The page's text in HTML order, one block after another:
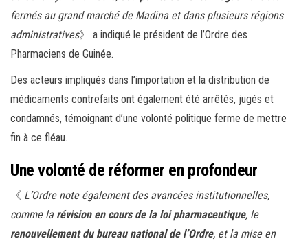
fermés au grand marché de Madina et dans plusieurs régions
administratives》 a indiqué le président de l’Ordre des
Pharmaciens de Guinée.
Des acteurs impliqués dans l’importation et la distribution de
médicaments contrefaits ont également été arrêtés, jugés et
condamnés, témoignant d’une volonté politique ferme de mettre
fin à ce fléau.
Une volonté de réformer en profondeur
《 L’Ordre note également des avancées institutionnelles,
comme la révision en cours de la loi pharmaceutique, le
renouvellement du bureau national de l’Ordre, et la mise en